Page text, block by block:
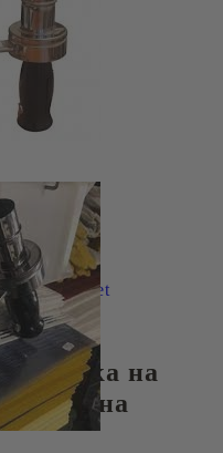
Tweet
на